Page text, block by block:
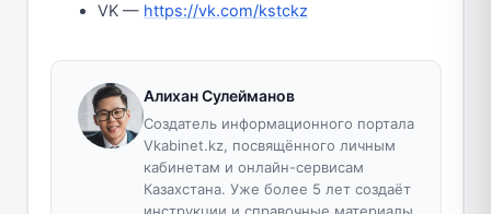
VK — https://vk.com/kstckz
Алихан Сулейманов
Создатель информационного портала
Vkabinet.kz, посвящённого личным
кабинетам и онлайн-сервисам
Казахстана. Уже более 5 лет создаёт